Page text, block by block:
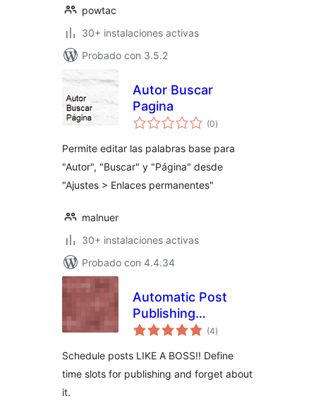
powtac
30+ instalaciones activas
Probado con 3.5.2
Autor Buscar
Pagina
(0total
de
)
Permite editar las palabras base para
"Autor", "Buscar" y "Página" desde
"Ajustes > Enlaces permanentes"
malnuer
30+ instalaciones activas
Probado con 4.4.34
Automatic Post
Publishing
Scheduler
(4total
de
)
Schedule posts LIKE A BOSS!! Define
time slots for publishing and forget about
it.